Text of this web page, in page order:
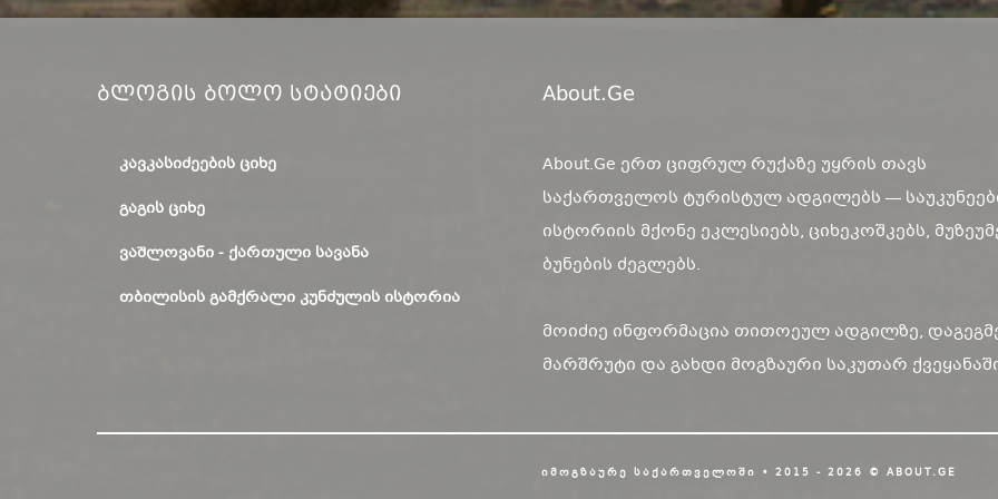
Ბლოგის Ბოლო Სტატიები
ᲙᲐᲕᲙᲐᲡᲘᲫᲔᲔᲑᲘᲡ ᲪᲘᲮᲔ
ᲒᲐᲒᲘᲡ ᲪᲘᲮᲔ
ᲕᲐᲨᲚᲝᲕᲐᲜᲘ - ᲥᲐᲠᲗᲣᲚᲘ ᲡᲐᲕᲐᲜᲐ
ᲗᲑᲘᲚᲘᲡᲘᲡ ᲒᲐᲛᲥᲠᲐᲚᲘ ᲙᲣᲜᲫᲣᲚᲘᲡ ᲘᲡᲢᲝᲠᲘᲐ
About.ge
About.Ge ერთ ციფრულ რუქაზე უყრის თავს
საქართველოს ტურისტულ ადგილებს —
ისტორიის მქონე ეკლესიებს, ციხეკოშკებს,
ბუნების ძეგლებს.
მოიძიე ინფორმაცია თითოეულ ადგილზე,
მარშრუტი და გახდი მოგზაური საკუთარ
ᲘᲛᲝᲒᲖᲐᲣᲠᲔ ᲡᲐᲥᲐᲠᲗᲕᲔᲚᲝᲨᲘ • 2015 - 2026 © ABOUT.GE